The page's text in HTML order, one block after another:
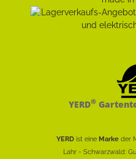
YERD®
YERD ist eine Marke der
Lahr - Schwarzwald: